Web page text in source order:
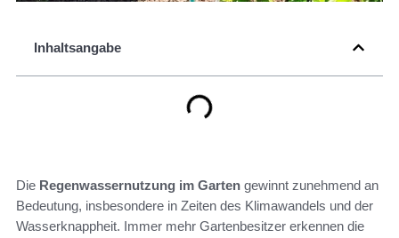
Inhaltsangabe
Die Regenwassernutzung im Garten gewinnt zunehmend an
Bedeutung, insbesondere in Zeiten des Klimawandels und der
Wasserknappheit. Immer mehr Gartenbesitzer erkennen die